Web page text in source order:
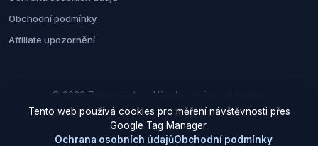
Obchodní podmínky
Affiliate upozornění
© 2026 Zemezvirat.cz. Všechna práva vyhrazena.
Za nákup přes naše odkazy můžeme získat provizi. Cenu pro vás to
neovlivní.
Tento web používá cookies pro měření návštěvnosti přes
Google Tag Manager.
Ochrana osobních údajůObchodní podmínky